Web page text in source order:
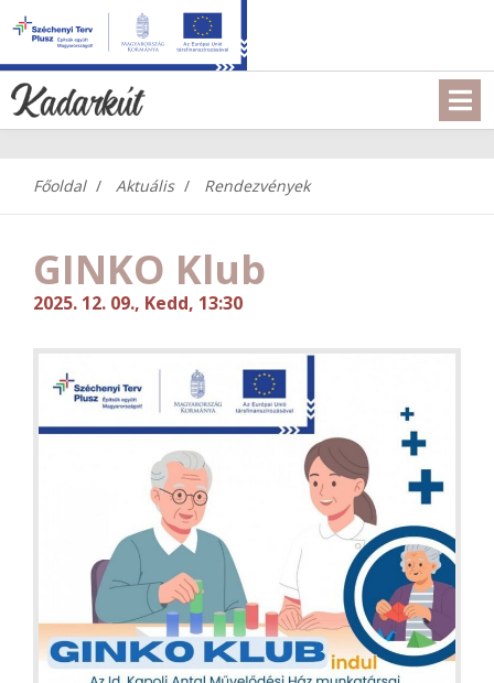
Főoldal Aktuális Rendezvények
GINKO Klub
2025. 12. 09., Kedd, 13:30